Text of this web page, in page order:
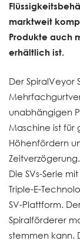
marktweit
Produkte auch
erhältlich ist.
Der SpiralVeyor
unabhängigen
Maschine ist
Höhenfördern
Zeitverzögerung.
Die SVs-Serie
Triple-E-
SV-Plattform.
Spiralförderer
stemmen kann.